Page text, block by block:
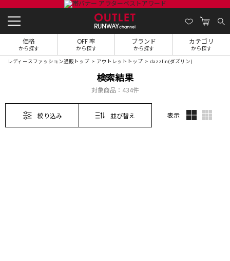
価格
から探す
OFF 率
から探す
ブランド
から探す
カテゴリ
から探す
レディースファッション通販トップ アウトレットトップ dazzlin(ダズリン)
検索結果
対象商品： 434件
絞り込み 並び替え 表示